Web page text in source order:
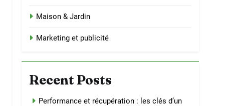
Maison & Jardin
Marketing et publicité
Recent Posts
Performance et récupération : les clés d’un